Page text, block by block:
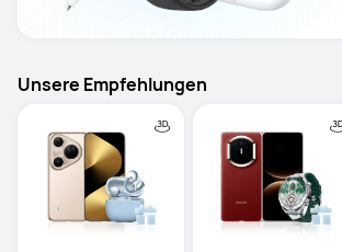
Unsere Empfehlungen